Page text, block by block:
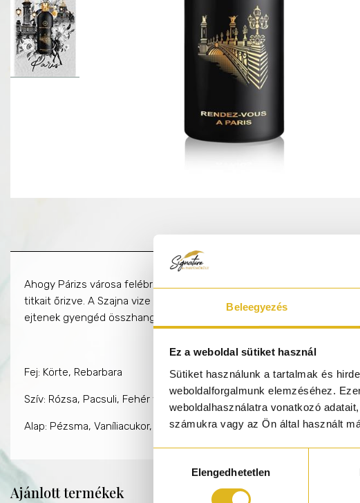
Beleegyezés
Ez a weboldal sütiket használ
Sütiket használunk a tartalmak és
weboldalforgalmunk elemzéséhez.
weboldalhasználatra vonatkozó
számukra vagy az Ön által használt
kiválasztásaElengedhetetlen
Ahogy Párizs városa felébred, utunk a Grand Palais-hoz vezet...
titkait őrizve. A Szajna vize érzékien áramlik a III. Sándor híd alatt és
ejtenek gyengéd összhangban mint az illat édes és rózsás hangulata
Fej: Körte, Rebarbara
Szív: Rózsa, Pacsuli, Fehér virágok, Gyömbér
Alap: Pézsma, Vaníliacukor, Ámbra, Púderes jegyek
Ajánlott termékek